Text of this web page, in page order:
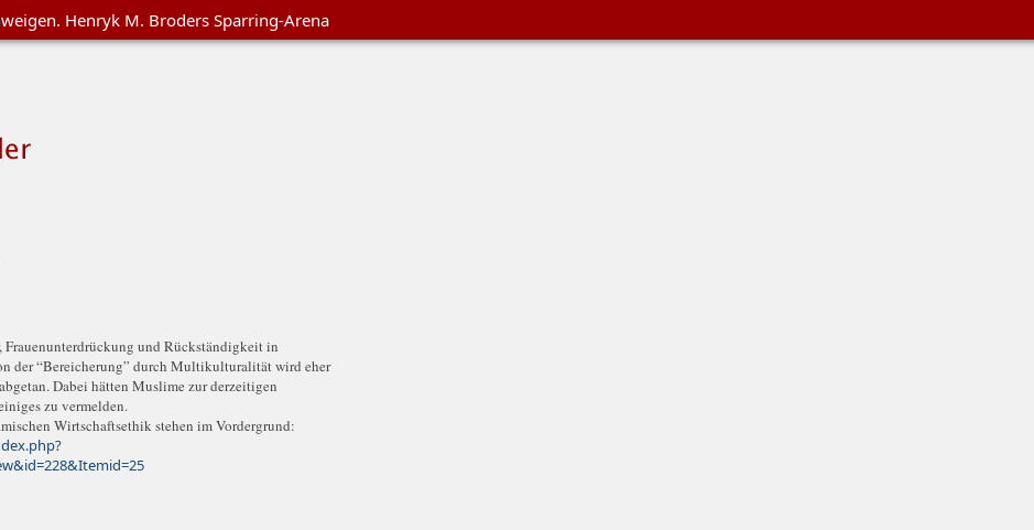
Henryk M. Broders Sparring-Arena
und Rückständigkeit in
der “Bereicherung” durch Multikulturalität wird eher
Dabei hätten Muslime zur derzeitigen
zu vermelden.
Wirtschaftsethik stehen im Vordergrund: